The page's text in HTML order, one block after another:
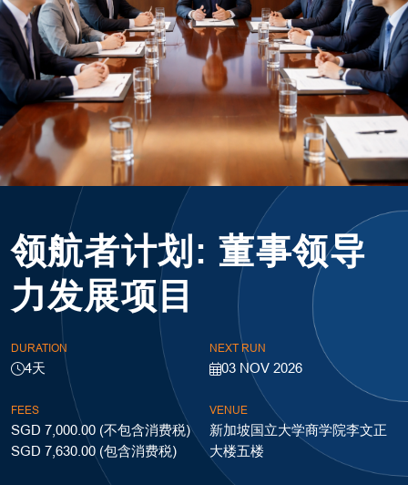
领航者计划: 董事领导
力发展项目
DURATION
4天
NEXT RUN
03 NOV 2026
FEES
SGD 7,000.00 (不包含消费税)
SGD 7,630.00 (包含消费税)
VENUE
新加坡国立大学商学院李文正
大楼五楼